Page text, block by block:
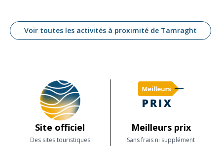
Voir toutes les activités à proximité de Tamraght
Site officiel
Des sites touristiques
Meilleurs prix
Sans frais ni supplément